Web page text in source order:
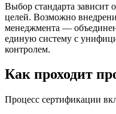
Выбор стандарта зависит
целей. Возможно
менеджмента —
единую систему с
контролем.
Как проходит
Процесс сертификации